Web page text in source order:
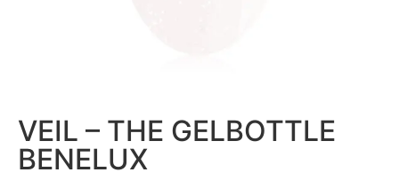
VEIL – THE GELBOTTLE
BENELUX